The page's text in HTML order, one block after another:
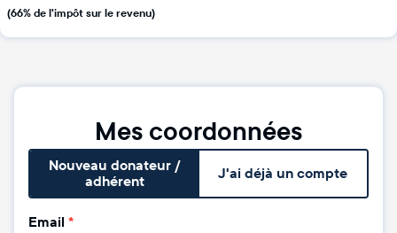
(66% de l'impôt sur le revenu)
Mes coordonnées
Nouveau donateur /
adhérent
J'ai déjà un compte
Email *